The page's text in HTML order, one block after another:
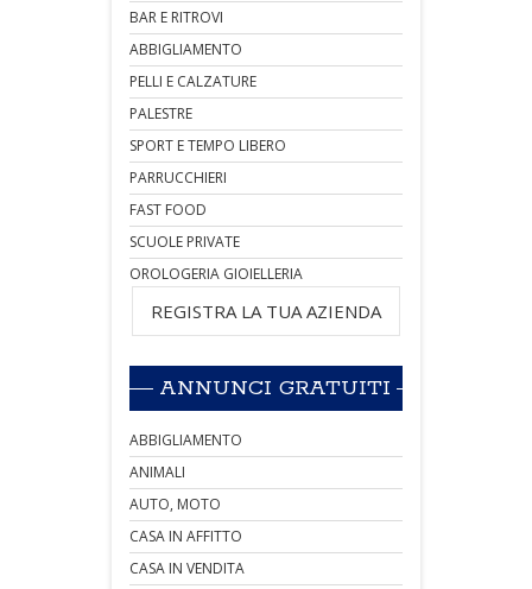
BAR E RITROVI
ABBIGLIAMENTO
PELLI E CALZATURE
PALESTRE
SPORT E TEMPO LIBERO
PARRUCCHIERI
FAST FOOD
SCUOLE PRIVATE
OROLOGERIA GIOIELLERIA
REGISTRA LA TUA AZIENDA
ANNUNCI GRATUITI
ABBIGLIAMENTO
ANIMALI
AUTO, MOTO
CASA IN AFFITTO
CASA IN VENDITA